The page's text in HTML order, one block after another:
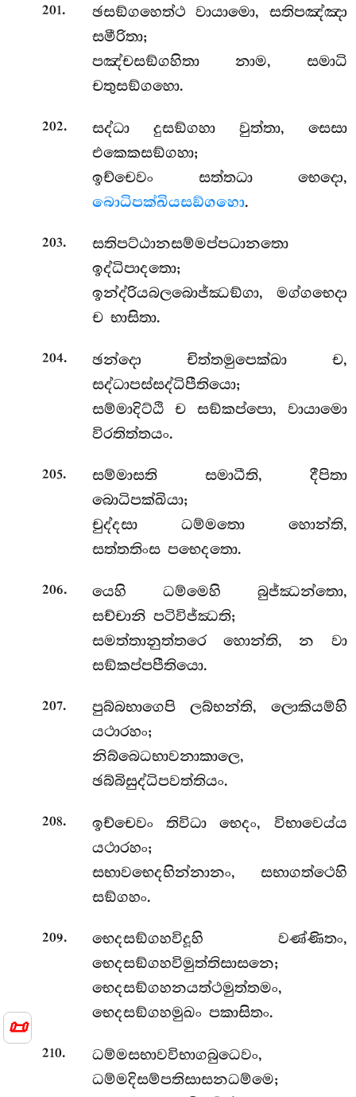
📜
201.
ඡසඞ්ගහෙත්ථ වායාමො, සතිපඤ්ඤා
සමීරිතා;
පඤ්චසඞ්ගහිතා නාම, සමාධි
චතුසඞ්ගහො.
202.
සද්ධා දුසඞ්ගහා වුත්තා, සෙසා
එකෙකසඞ්ගහා;
ඉච්චෙවං සත්තධා භෙදො,
බොධිපක්ඛියසඞ්ගහො.
203.
සතිපට්ඨානසම්මප්පධානතො
ඉද්ධිපාදතො;
ඉන්ද්රියබලබොජ්ඣඞ්ගා, මග්ගභෙදා
ච භාසිතා.
204.
ඡන්දො චිත්තමුපෙක්ඛා ච,
සද්ධාපස්සද්ධිපීතියො;
සම්මාදිට්ඨි ච සඞ්කප්පො, වායාමො
විරතිත්තයං.
205.
සම්මාසති සමාධීති, දීපිතා
බොධිපක්ඛියා;
චුද්දසා ධම්මතො හොන්ති,
සත්තතිංස පභෙදතො.
206.
යෙහි ධම්මෙහි බුජ්ඣන්තො,
සච්චානි පටිවිජ්ඣති;
සමත්තානුත්තරෙ හොන්ති, න වා
සඞ්කප්පපීතියො.
207.
පුබ්බභාගෙපි ලබ්භන්ති, ලොකියම්හි
යථාරහං;
නිබ්බෙධභාවනාකාලෙ,
ඡබ්බිසුද්ධිපවත්තියං.
208. ඉච්චෙවංතිවිධා භෙදං, විභාවෙය්ය
යථාරහං;
සභාවභෙදභින්නානං, සභාගත්ථෙහි
සඞ්ගහං.
209.
භෙදසඞ්ගහවිදූහි වණ්ණිතං,
භෙදසඞ්ගහවිමුත්තිසාසනෙ;
භෙදසඞ්ගහනයත්ථමුත්තමං,
භෙදසඞ්ගහමුඛං පකාසිතං.
210.
ධම්මසභාවවිභාගබුධෙවං,
ධම්මදිසම්පතිසාසනධම්මෙ;